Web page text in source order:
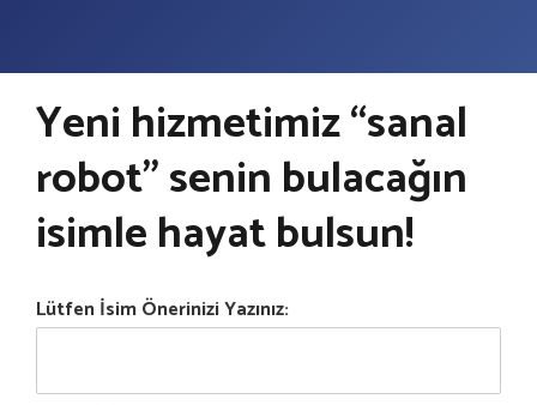
Yeni hizmetimiz “sanal
robot” senin bulacağın
isimle hayat bulsun!
Lütfen İsim Önerinizi Yazınız: